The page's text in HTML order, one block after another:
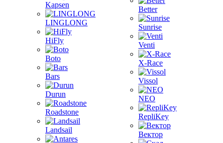
Kapsen
LINGLONG
HiFly
Boto
Bars
Durun
Roadstone
Landsail
Better
Sunrise
Venti
X-Race
Vissol
NEO
RepliKey
Вектор